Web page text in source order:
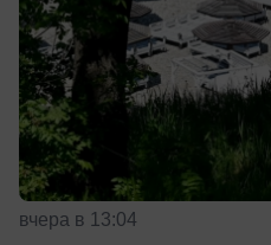
вчера в 13:04